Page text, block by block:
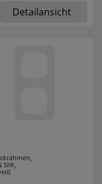
Detailansicht
SI®,